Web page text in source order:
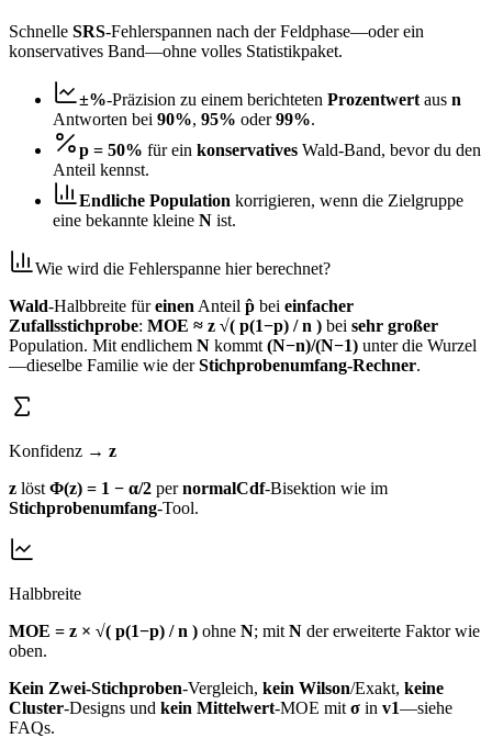
Schnelle SRS‑Fehlerspannen nach der Feldphase—oder ein
konservatives Band—ohne volles Statistikpaket.
±%‑Präzision zu einem berichteten Prozentwert aus n
Antworten bei 90%, 95% oder99%.
p = 50% für ein konservatives Wald‑Band, bevor du den
Anteil kennst.
Endliche Population korrigieren, wenn die Zielgruppe
eine bekannte kleine N ist.
Wie wird die Fehlerspanne hier berechnet?
Wald‑Halbbreite füreinen Anteil p̂ bei einfacher
Zufallsstichprobe: MOE ≈ z √( p(1−p) / n ) bei sehr großer
Population. Mit endlichem N kommt (N−n)/(N−1) unter die Wurzel
—dieselbe Familie wie derStichprobenumfang‑Rechner.
Konfidenz → z
z löst Φ(z) = 1 − α/2 pernormalCdf‑Bisektion wie im
Stichprobenumfang‑Tool.
Halbbreite
MOE = z × √( p(1−p) / n ) ohne N; mit N der erweiterte Faktor wie
oben.
Kein Zwei‑Stichproben‑Vergleich, kein Wilson/Exakt, keine
Cluster‑Designs und kein Mittelwert‑MOE mit σ in v1—siehe
FAQs.